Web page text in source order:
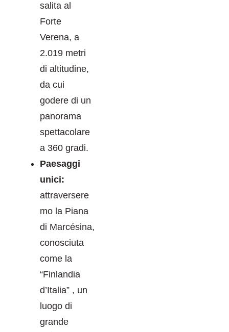
salita al
Forte
Verena, a
2.019 metri
di altitudine,
da cui
godere di un
panorama
spettacolare
a 360 gradi.
Paesaggi
unici:
attraversere
mo la Piana
di Marcésina,
conosciuta
come la
“Finlandia
d’Italia” , un
luogo di
grande